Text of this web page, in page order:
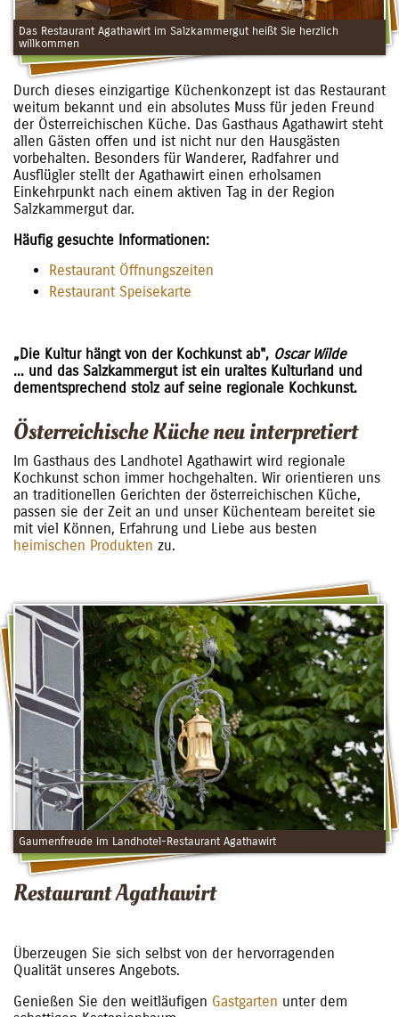
Das Restaurant Agathawirt im Salzkammergut heißt Sie herzlich
willkommen
Durch dieses einzigartige Küchenkonzept ist das Restaurant
weitum bekannt und ein absolutes Muss für jeden Freund
der Österreichischen Küche. Das Gasthaus Agathawirt steht
allen Gästen offen und ist nicht nur den Hausgästen
vorbehalten. Besonders für Wanderer, Radfahrer und
Ausflügler stellt der Agathawirt einen erholsamen
Einkehrpunkt nach einem aktiven Tag in der Region
Salzkammergut dar.
Häufig gesuchte Informationen:
Restaurant Öffnungszeiten
Restaurant Speisekarte
„Die Kultur hängt von der Kochkunst ab", Oscar Wilde
... und das Salzkammergut ist ein uraltes Kulturland und
dementsprechend stolz auf seine regionale Kochkunst.
Österreichische Küche neu interpretiert
Im Gasthaus des Landhotel Agathawirt wird regionale
Kochkunst schon immer hochgehalten. Wir orientieren uns
an traditionellen Gerichten der österreichischen Küche,
passen sie der Zeit an und unser Küchenteam bereitet sie
mit viel Können, Erfahrung und Liebe aus besten
heimischen Produkten zu.
Gaumenfreude im Landhotel-Restaurant Agathawirt
Restaurant Agathawirt
Überzeugen Sie sich selbst von der hervorragenden
Qualität unseres Angebots.
Genießen Sie den weitläufigen Gastgarten unter dem